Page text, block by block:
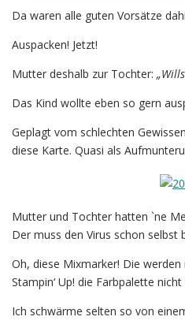
Da waren alle guten Vorsätze
Auspacken! Jetzt!
Mutter deshalb zur Tochter:
Das Kind wollte eben so gern
Geplagt vom schlechten
diese Karte. Quasi als
Mutter und Tochter hatten `ne
Der muss den Virus schon selbst
Oh, diese Mixmarker! Die
Stampin‘ Up! die Farbpalette
Ich schwärme selten so von